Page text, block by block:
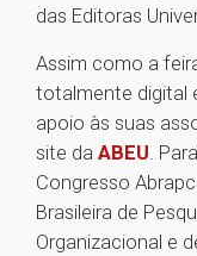
das Editoras
Assim como a
totalmente digital
apoio às suas
site da ABEU.
Congresso
Brasileira de
Organizacional e